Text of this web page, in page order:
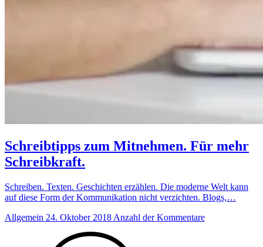
Schreibtipps zum Mitnehmen. Für mehr
Schreibkraft.
Schreiben. Texten. Geschichten erzählen. Die moderne Welt kann
auf diese Form der Kommunikation nicht verzichten. Blogs,…
Allgemein 24. Oktober 2018 Anzahl der Kommentare